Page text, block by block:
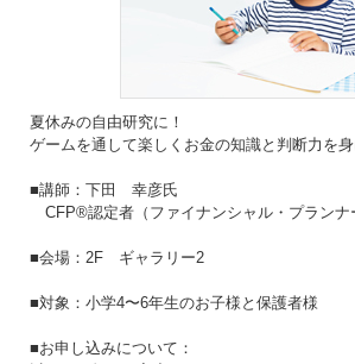
夏休みの自由研究に！
ゲームを通して楽しくお金の知識と判断力を
■講師：下田 幸彦氏
CFP®認定者（ファイナンシャル・プランナ
■会場：2F ギャラリー2
■対象：小学4〜6年生のお子様と保護者様
■お申し込みについて：